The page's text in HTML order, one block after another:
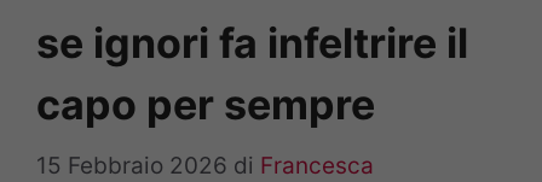
se ignori fa infeltrire il
capo per sempre
15 Febbraio 2026 di Francesca